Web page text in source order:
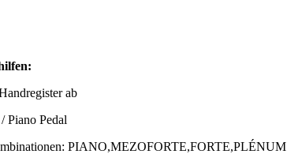
ab
Piano Pedal
PIANO,MEZOFORTE,FORTE,PLÉNUM